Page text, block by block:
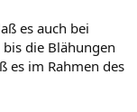
es auch bei
die Blähungen
es im Rahmen des